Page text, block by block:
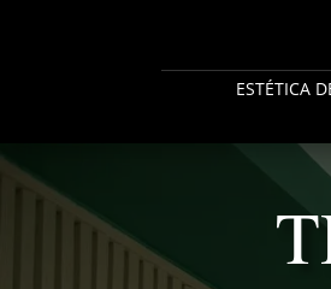
ESTÉTICA